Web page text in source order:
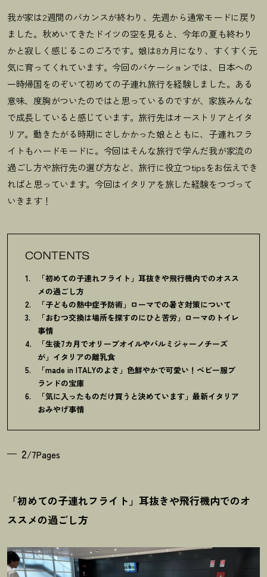
我が家は2週間のバカンスが終わり、先週から通常モードに戻り
ました。秋めいてきたドイツの空を見ると、今年の夏も終わり
かと寂しく感じるこのごろです。娘は8カ月になり、すくすく元
気に育ってくれています。今回のバケーションでは、日本への
一時帰国をのぞいて初めての子連れ旅行を経験しました。ある
意味、度胸がついたのではと思っているのですが、家族みんな
で成長していると感じています。旅行先はオーストリアとイタ
リア。動きたがる時期にさしかかった娘とともに、 子連れフラ
イトもハードモードに。今回はそんな旅行で学んだ我が家流の
過ごし方や旅行先の選び方など、旅行に役立つtipsをお伝えでき
ればと思っています。今回はイタリアを旅した経験をつづって
いきます！
CONTENTS
「初めての子連れフライト」耳抜きや飛行機内でのオスス
メの過ごし方
「子どもの熱中症予防術」ローマでの暑さ対策について
「おむつ交換は場所を探すのにひと苦労」ローマのトイレ
事情
「生後7カ月でオリーブオイルやパルミジャーノチーズ
が」イタリアの離乳食
「made in ITALYのよさ」色鮮やかで可愛い ！ ベビー服ブ
ランドの宝庫
「気に入ったものだけ買うと決めています」最新イタリア
おみやげ事情
2/7Pages
「初めての子連れフライト」耳抜きや飛行機内でのオ
ススメの過ごし方